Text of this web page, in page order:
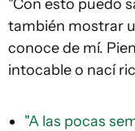
"Con esto puedo
también mostrar
conoce de mí.
intocable o nací
"A las pocas